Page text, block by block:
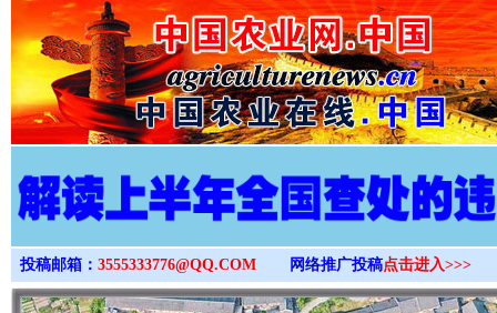
>
投稿邮箱： 3555333776@QQ.COM 网络推广投稿点击进入>>>